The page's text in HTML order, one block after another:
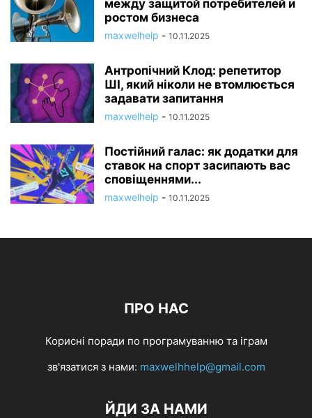
между защитой потребителей и
ростом бизнеса
maxwelhelp - 10.11.2025
Антропічний Клод: репетитор
ШІ, який ніколи не втомлюється
задавати запитання
maxwelhelp - 10.11.2025
Постійний галас: як додатки для
ставок на спорт засипають вас
сповіщеннями...
maxwelhelp - 10.11.2025
ПРО НАС
Корисні поради по програмуванню та іграм
зв'язатися з нами: maxwelhhelp@gmail.com
ЙДИ ЗА НАМИ